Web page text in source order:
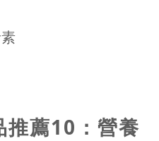
推薦10：營養